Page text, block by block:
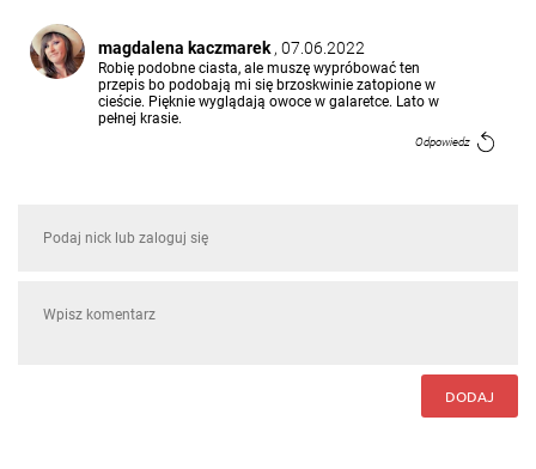
magdalena kaczmarek , 07.06.2022
Robię podobne ciasta, ale muszę wypróbować ten
przepis bo podobają mi się brzoskwinie zatopione w
cieście. Pięknie wyglądają owoce w galaretce. Lato w
pełnej krasie.
Odpowiedz
DODAJ